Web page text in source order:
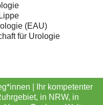
(EAU)
für Urologie
| Ihr kompetenter
in NRW, in